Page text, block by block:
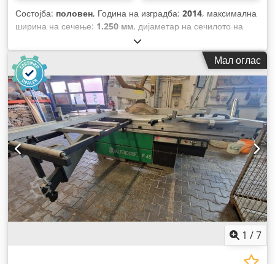
Состојба: половен, Година на изградба: 2014, максимална
ширина на сечење: 1.250 мм, дијаметар на сечилото на
, прилагодување на наклонот на сечилото на
пила:46 °, тип на прилагодување на висина:електричен,
максимална брзина на вртење:
5.000 обр/мин, ротациона
брзина (мин.):3.000 обр/мин, вкупна должина:2.800 мм,
вкупна ширина:2.100 мм , вкупна висина: 1.700 мм, вкупна
тежина:900 кг, Опрема: Ознака CE, дозатор, заштитен
штит за пила,
Мал оглас
1 /7